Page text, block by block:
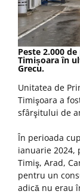
Peste 2.000
Timișoara în
Grecu.
Unitatea de
Timişoara a
sfârşitului de
În perioada
ianuarie 2024,
Timiş, Arad,
pentru un
adică nu erau